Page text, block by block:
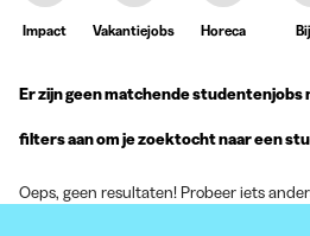
Impact Vakantiejobs Horeca
Er zijn geen matchende studentenjobs
filters aan om je zoektocht naar een
Oeps, geen resultaten! Probeer iets